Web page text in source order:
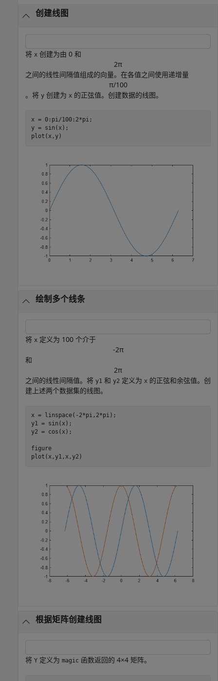
创建线图
将 x 创建为由 0 和
2π
之间的线性间隔值组成的向量。在各值之间使用递增量
π/100
。将 y 创建为 x 的正弦值。创建数据的线图。
x = 0:pi/100:2*pi;
y = sin(x);
plot(x,y)
绘制多个线条
将 x 定义为 100 个介于
-2π
和
2π
之间的线性间隔值。将 y1 和 y2 定义为 x 的正弦和余弦值。创
建上述两个数据集的线图。
x = linspace(-2*pi,2*pi);
y1 = sin(x);
y2 = cos(x);
figure
plot(x,y1,x,y2)
根据矩阵创建线图
将 Y 定义为 magic 函数返回的 4×4 矩阵。